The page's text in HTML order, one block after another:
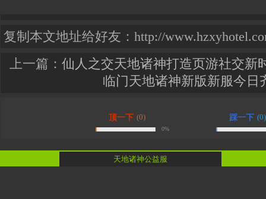
复制本文地址给好友：http://
上一篇： 仙人之交天地诸神打造页游社交新
临门天地诸神新版新服今日
顶一下 (0)
0%
踩一下 (0)
天地诸神公益服